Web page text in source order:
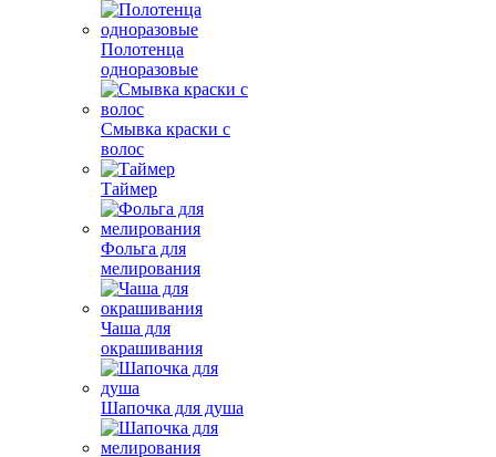
Полотенца
одноразовые
Смывка краски с
волос
Таймер
Фольга для
мелирования
Чаша для
окрашивания
Шапочка для душа